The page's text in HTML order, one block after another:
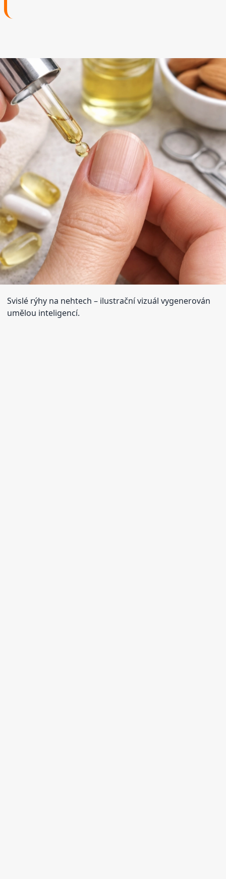
Svislé rýhy na nehtech – ilustrační vizuál vygenerován
umělou inteligencí.